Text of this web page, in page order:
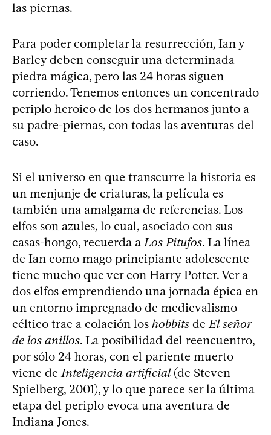
las piernas.
Para poder completar la resurrección, Ian y
Barley deben conseguir una determinada
piedra mágica, pero las 24 horas siguen
corriendo. Tenemos entonces un concentrado
periplo heroico de los dos hermanos junto a
su padre-piernas, con todas las aventuras del
caso.
Si el universo en que transcurre la historia es
un menjunje de criaturas, la película es
también una amalgama de referencias. Los
elfos son azules, lo cual, asociado con sus
casas-hongo, recuerda aLos Pitufos. La línea
de Ian como mago principiante adolescente
tiene mucho que ver con Harry Potter. Ver a
dos elfos emprendiendo una jornada épica en
un entorno impregnado de medievalismo
céltico trae a colación los hobbits deEl señor
de los anillos. La posibilidad del reencuentro,
por sólo 24 horas, con el pariente muerto
viene deInteligencia artificial(de Steven
Spielberg, 2001), y lo que parece ser la última
etapa del periplo evoca una aventura de
Indiana Jones.